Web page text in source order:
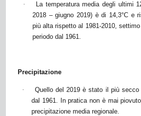
·
La temperatura media degli ultimi
2018 – giugno 2019) è di 14,3°C e
più alta rispetto al 1981-2010,
periodo dal 1961.
Precipitazione
·
Quello del 2019 è stato il più secco
dal 1961. In pratica non è mai
precipitazione media regionale.